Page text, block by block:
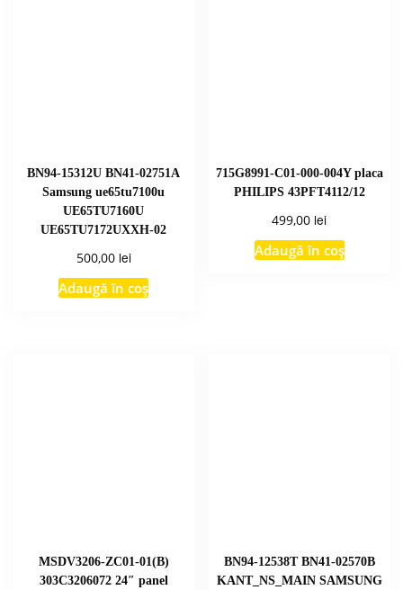
BN94-15312U BN41-02751A
Samsung ue65tu7100u
UE65TU7160U
UE65TU7172UXXH-02
500,00 lei
Adaugă în coș
715G8991-C01-000-004Y placa
PHILIPS 43PFT4112/12
499,00 lei
Adaugă în coș
MSDV3206-ZC01-01(B)
303C3206072 24″ panel
BN94-12538T BN41-02570B
KANT_NS_MAIN SAMSUNG